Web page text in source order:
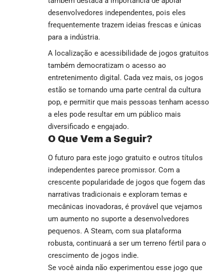
desenvolvedores independentes, pois eles
frequentemente trazem ideias frescas e únicas
para a indústria.
A localização e acessibilidade de jogos gratuitos
também democratizam o acesso ao
entretenimento digital. Cada vez mais, os jogos
estão se tornando uma parte central da cultura
pop, e permitir que mais pessoas tenham acesso
a eles pode resultar em um público mais
diversificado e engajado.
O Que Vem a Seguir?
O futuro para este jogo gratuito e outros títulos
independentes parece promissor. Com a
crescente popularidade de jogos que fogem das
narrativas tradicionais e exploram temas e
mecânicas inovadoras, é provável que vejamos
um aumento no suporte a desenvolvedores
pequenos. A Steam, com sua plataforma
robusta, continuará a ser um terreno fértil para o
crescimento de jogos indie.
Se você ainda não experimentou esse jogo que